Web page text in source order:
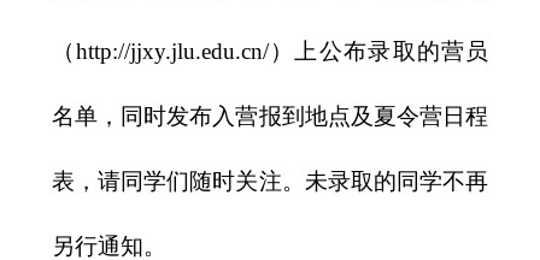
（http://jjxy.jlu.edu.cn/）上公布录取的营员
名单，同时发布入营报到地点及夏令营日程
表，请同学们随时关注。未录取的同学不再
另行通知。